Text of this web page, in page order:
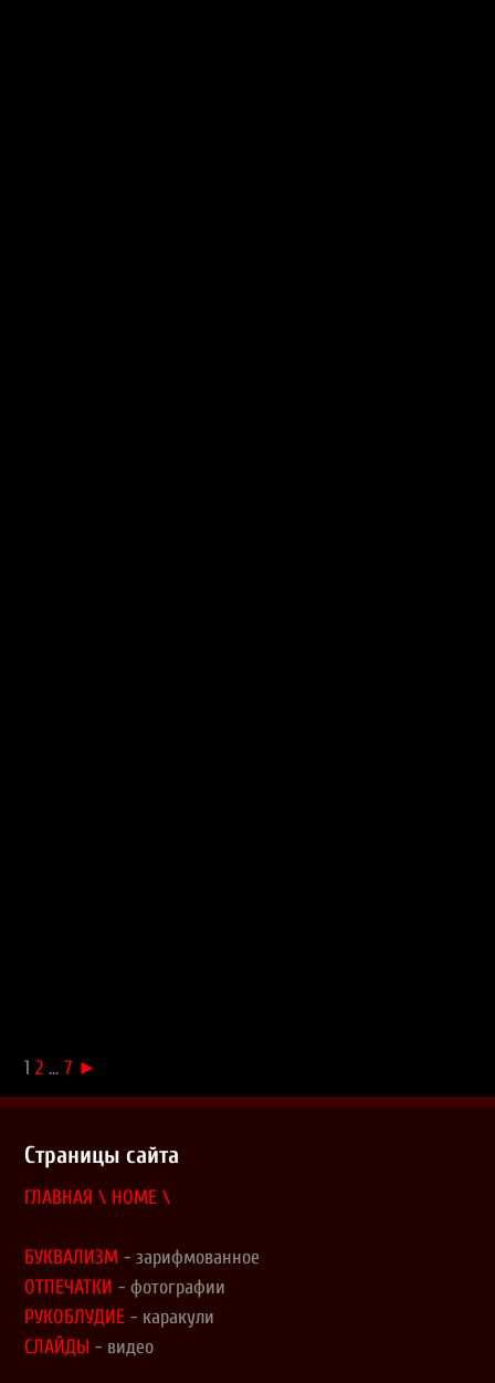
1 2 ... 7 ►
Страницы сайта
ГЛАВНАЯ \ HOME \
БУКВАЛИЗМ - зарифмованное
ОТПЕЧАТКИ - фотографии
РУКОБЛУДИЕ - каракули
СЛАЙДЫ - видео